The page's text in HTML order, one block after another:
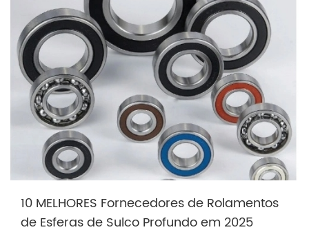
10 MELHORES Fornecedores de Rolamentos
de Esferas de Sulco Profundo em 2025